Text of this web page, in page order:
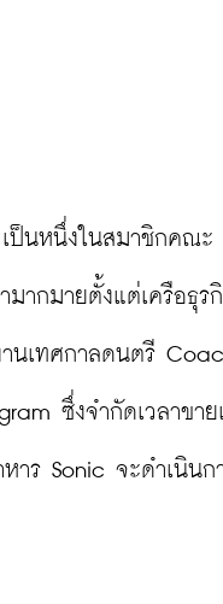
ป็นหนึ่งในสมาชิกคณะ
ากมายตั้งแต่เครือธุร
นเทศกาลดนตรี
ซึ่งจำกัดเวลาขาย
าร Sonic จะดำเนินก